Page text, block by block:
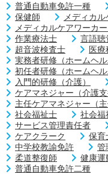
普通自動車免許一種
保健師
メディカ
メディカルケアワーカ
作業療法士
言語聴
超音波検査士
医
実務者研修（ホームヘル
初任者研修（ホームヘル
入門的研修（介護）
ケアマネジャー（介護支
主任ケアマネジャー（
社会福祉士
社会福
サービス管理責任者
ケアクラーク
保育
中学校教諭免許
管
柔道整復師
健康運
普通自動車免許二種